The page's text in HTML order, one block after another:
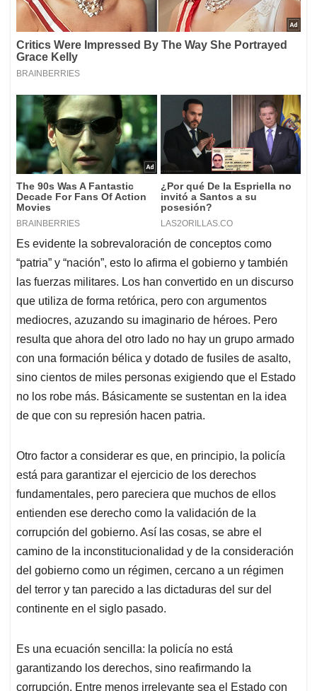
Es evidente la sobrevaloración de conceptos como
“patria” y “nación”, esto lo afirma el gobierno y también
las fuerzas militares. Los han convertido en un discurso
que utiliza de forma retórica, pero con argumentos
mediocres, azuzando su imaginario de héroes. Pero
resulta que ahora del otro lado no hay un grupo armado
con una formación bélica y dotado de fusiles de asalto,
sino cientos de miles personas exigiendo que el Estado
no los robe más. Básicamente se sustentan en la idea
de que con su represión hacen patria.
Otro factor a considerar es que, en principio, la policía
está para garantizar el ejercicio de los derechos
fundamentales, pero pareciera que muchos de ellos
entienden ese derecho como la validación de la
corrupción del gobierno. Así las cosas, se abre el
camino de la inconstitucionalidad y de la consideración
del gobierno como un régimen, cercano a un régimen
del terror y tan parecido a las dictaduras del sur del
continente en el siglo pasado.
Es una ecuación sencilla: la policía no está
garantizando los derechos, sino reafirmando la
corrupción. Entre menos irrelevante sea el Estado con